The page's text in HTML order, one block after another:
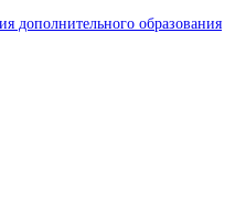
дополнительного образования